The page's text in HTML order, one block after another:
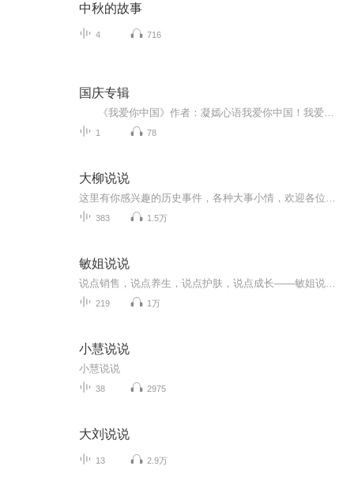
中秋的故事
4 716
国庆专辑
1 78
大柳说说
383 1.5万
敏姐说说
219 1万
小慧说说
小慧说说
38 2975
大刘说说
13 2.9万